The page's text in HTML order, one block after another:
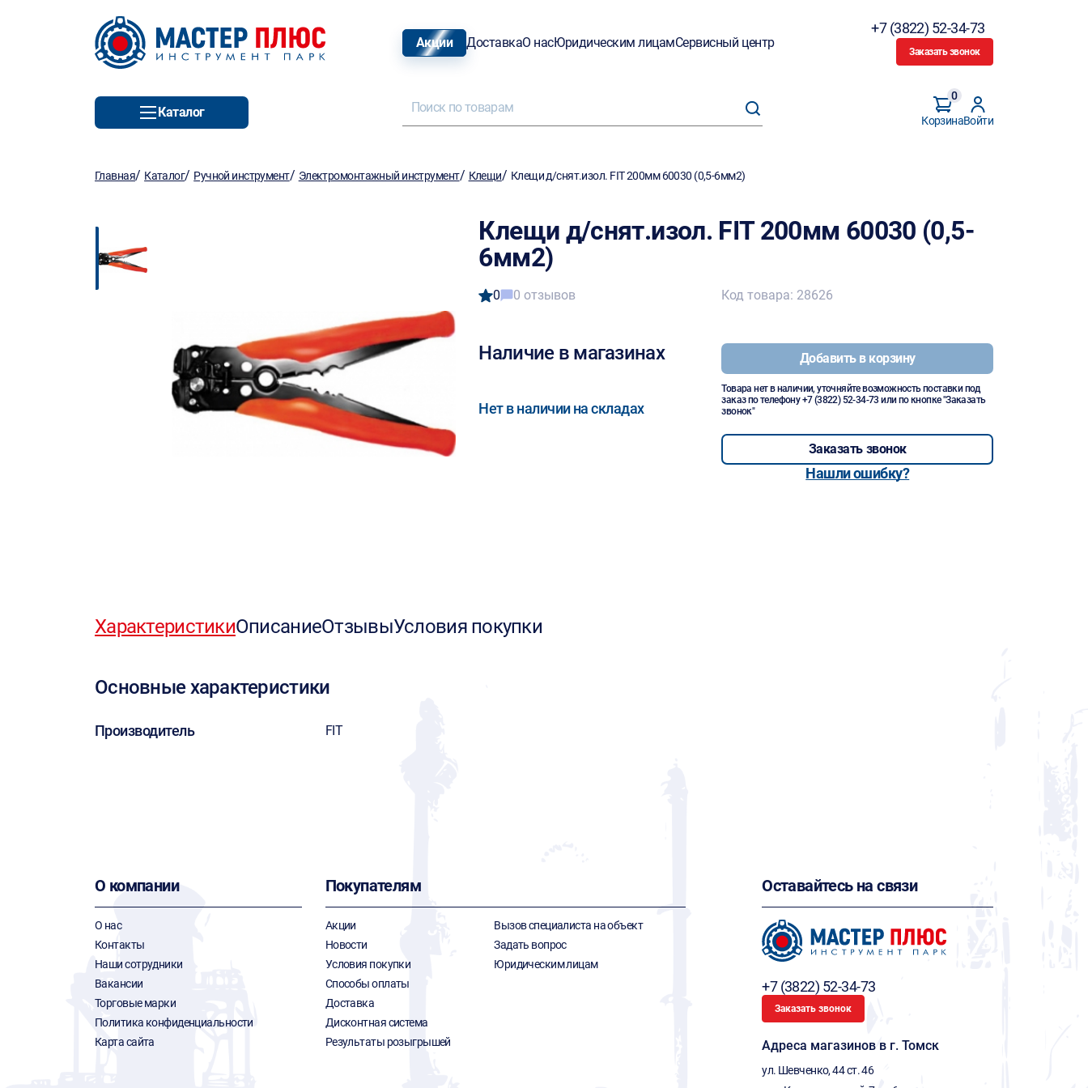
Акции ДоставкаО насЮридическим лицамСервисный центр
+7 (3822) 52-34-73
Заказать звонок
Каталог
Корзина
0
Войти
Главная/ Каталог/ Ручной инструмент/ Электромонтажный инструмент/ Клещи/ Клещи д/снят.изол. FIT 200мм 60030 (0,5-6мм2)
Клещи д/снят.изол. FIT 200мм 60030 (0,5-
6мм2)
0 0 отзывов
Наличие в магазинах
Нет в наличии на складах
Код товара: 28626
Добавить в корзину
Товара нет в наличии, уточняйте возможность поставки под
заказ по телефону+7 (3822) 52-34-73 или по кнопке "Заказать
звонок"
Заказать звонок
Нашли ошибку?
ХарактеристикиОписаниеОтзывыУсловия покупки
Основные характеристики
Производитель FIT
О компании
О нас
Контакты
Наши сотрудники
Вакансии
Торговые марки
Политика конфиденциальности
Карта сайта
Покупателям
Акции
Новости
Условия покупки
Способы оплаты
Доставка
Дисконтная система
Результаты розыгрышей
Вызов специалиста на объект
Задать вопрос
Юридическим лицам
Оставайтесь на связи
+7 (3822) 52-34-73
Заказать звонок
Адреса магазинов в г. Томск
ул. Шевченко, 44 ст. 46